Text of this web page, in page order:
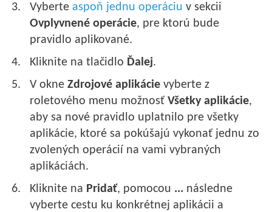
Vyberteaspoň jednu operáciu v sekcii
Ovplyvnené operácie, pre ktorú bude
pravidlo aplikované.
Kliknite na tlačidlo Ďalej.
V okneZdrojové aplikácie vyberte z
roletového menu možnosťVšetky aplikácie,
aby sa nové pravidlo uplatnilo pre všetky
aplikácie, ktoré sa pokúšajú vykonať jednu zo
zvolených operácií na vami vybraných
aplikáciách.
Kliknite na Pridať, pomocou ... následne
vyberte cestu ku konkrétnej aplikácii a